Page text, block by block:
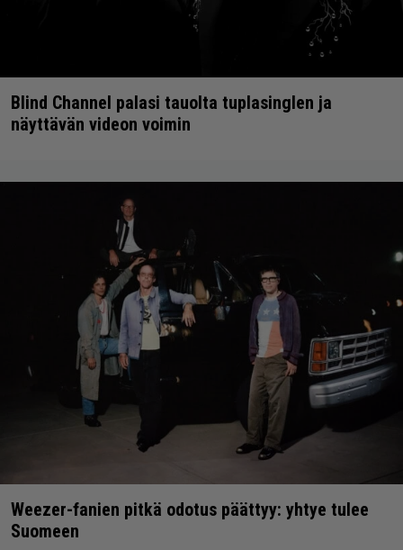
Blind Channel palasi tauolta tuplasinglen ja
näyttävän videon voimin
Weezer-fanien pitkä odotus päättyy: yhtye tulee
Suomeen